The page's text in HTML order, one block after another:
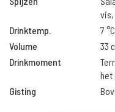
Drinktemp.
7 °C
Volume
33
Drinkmoment
het
Gisting